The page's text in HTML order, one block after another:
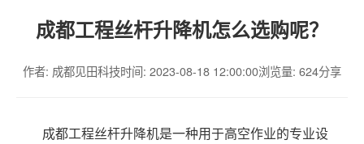
成都工程丝杆升降机怎么选购呢？
作者: 成都见田科技时间: 2023-08-18 12:00:00浏览量: 624分享
成都工程丝杆升降机是一种用于高空作业的专业设